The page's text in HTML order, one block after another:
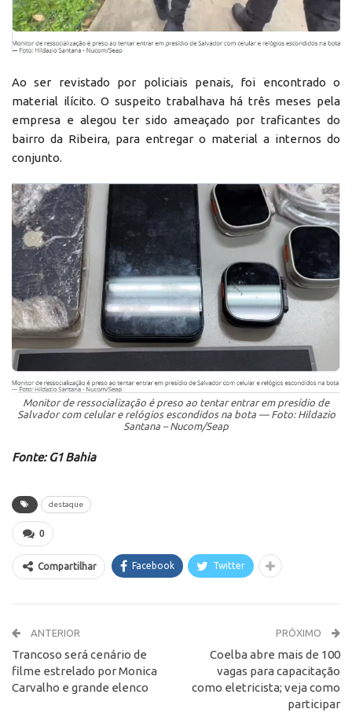
Ao ser revistado por policiais penais, foi encontrado o
material ilícito. O suspeito trabalhava há três meses pela
empresa e alegou ter sido ameaçado por traficantes do
bairro da Ribeira, para entregar o material a internos do
conjunto.
Monitor de ressocialização é preso ao tentar entrar em presídio de
Salvador com celular e relógios escondidos na bota — Foto: Hildazio
Santana – Nucom/Seap
Fonte: G1 Bahia
destaque
0
Compartilhar Facebook Twitter
ANTERIOR
Trancoso será cenário de
filme estrelado por Monica
Carvalho e grande elenco
PRÓXIMO
Coelba abre mais de 100
vagas para capacitação
como eletricista; veja como
participar